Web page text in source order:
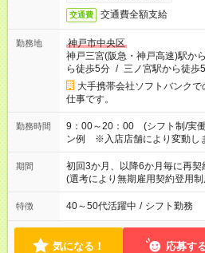
交通費 交通費全額支給
勤務地
神戸市中央区
神戸三宮(阪急・神戸高速)駅か
ら徒歩5分 / 三ノ宮駅から徒歩
大手携帯会社ソフトバンク
仕事です。
勤務時間
9：00～20：00 (シフト制/実働8時間/休
ン例 ※入店店舗により変動し
す。 ・早番：9：00～18：00
番：11：00～20：00
期間
初回3か月、以降6か月毎に再
(選考により無期雇用契約登用
特徴 40～50代活躍中 / シフト勤務
気になる！ 応募す